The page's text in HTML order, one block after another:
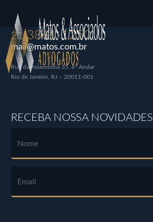
213861-1250
mail@matos.com.br
Rua da Assembléia 35, 6º Andar
Rio de Janeiro, RJ – 20011-001
RECEBA NOSSA NOVIDADES